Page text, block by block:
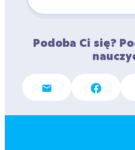
Podoba Ci się?